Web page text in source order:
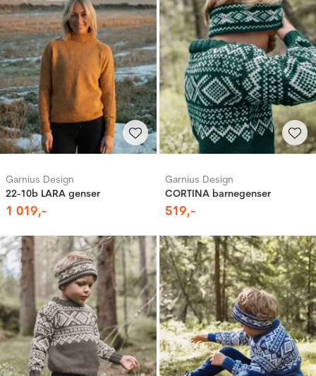
Garnius Design
22-10b LARA genser
1 019,-
Garnius Design
CORTINA barnegenser
519,-